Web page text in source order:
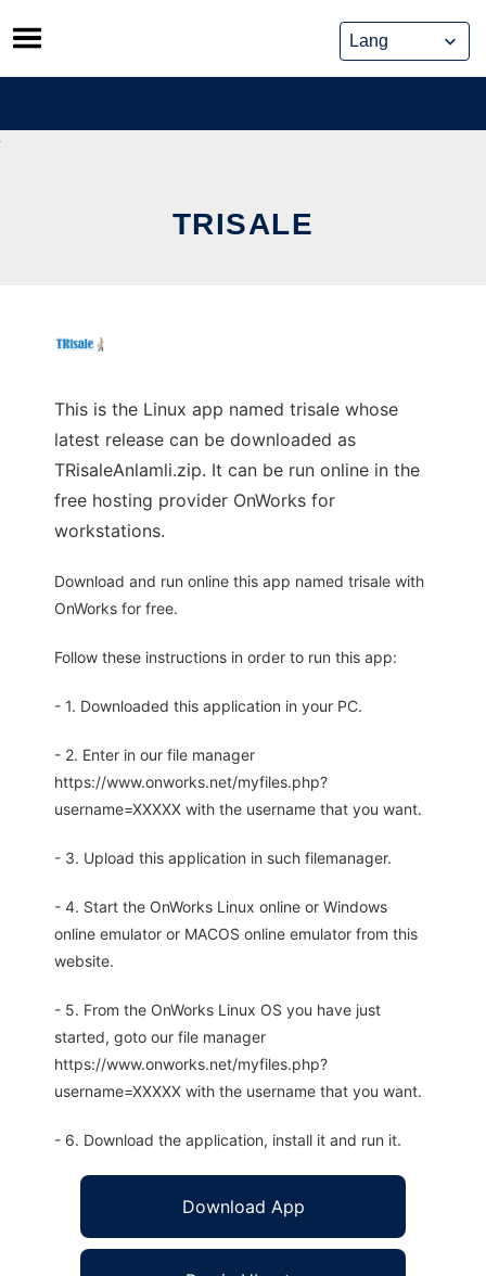
Skip
to
content
TRISALE
This is the Linux app named trisale whose
latest release can be downloaded as
TRisaleAnlamli.zip. It can be run online in the
free hosting provider OnWorks for
workstations.
Download and run online this app named trisale with
OnWorks for free.
Follow these instructions in order to run this app:
- 1. Downloaded this application in your PC.
- 2. Enter in our file manager
https://www.onworks.net/myfiles.php?
username=XXXXX with the username that you want.
- 3. Upload this application in such filemanager.
- 4. Start the OnWorks Linux online or Windows
online emulator or MACOS online emulator from this
website.
- 5. From the OnWorks Linux OS you have just
started, goto our file manager
https://www.onworks.net/myfiles.php?
username=XXXXX with the username that you want.
- 6. Download the application, install it and run it.
Download App